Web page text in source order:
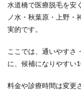
水道橋で医療脱毛を安
ノ水・秋葉原・上野・
実的です。
ここでは、通いやすさ
に、候補になりやすい
料金や診療時間は変更